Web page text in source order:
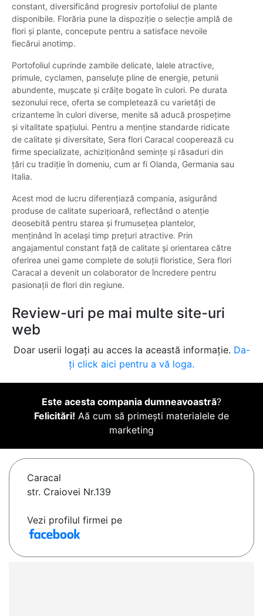
constant, diversificând progresiv portofoliul de plante
disponibile. Florăria pune la dispoziție o selecție amplă de
flori și plante, concepute pentru a satisface nevoile
fiecărui anotimp.
Portofoliul cuprinde zambile delicate, lalele atractive,
primule, cyclamen, panseluțe pline de energie, petunii
abundente, mușcate și crăițe bogate în culori. Pe durata
sezonului rece, oferta se completează cu varietăți de
crizanteme în culori diverse, menite să aducă prospețime
și vitalitate spațiului. Pentru a menține standarde ridicate
de calitate și diversitate, Sera flori Caracal cooperează cu
firme specializate, achiziționând semințe și răsaduri din
țări cu tradiție în domeniu, cum ar fi Olanda, Germania sau
Italia.
Acest mod de lucru diferențiază compania, asigurând
produse de calitate superioară, reflectând o atenție
deosebită pentru starea și frumusețea plantelor,
menținând în același timp prețuri atractive. Prin
angajamentul constant față de calitate și orientarea către
oferirea unei game complete de soluții floristice, Sera flori
Caracal a devenit un colaborator de încredere pentru
pasionații de flori din regiune.
Review-uri pe mai multe site-uri
web
Doar userii logați au acces la această informație. Da-
ți click aici pentru a vă loga.
Este acesta compania dumneavoastră?
Felicitări! Aă cum să primești materialele de
marketing
Caracal
str. Craiovei Nr.139
Vezi profilul firmei pe